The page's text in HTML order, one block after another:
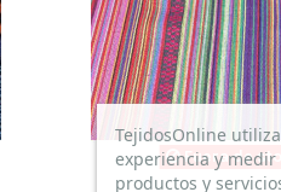
Fuera de
TejidosOnline
experiencia y
productos y